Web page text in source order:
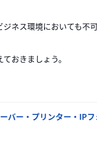
ネス環境においても不
おきましょう。
バー・プリンター・IPフ